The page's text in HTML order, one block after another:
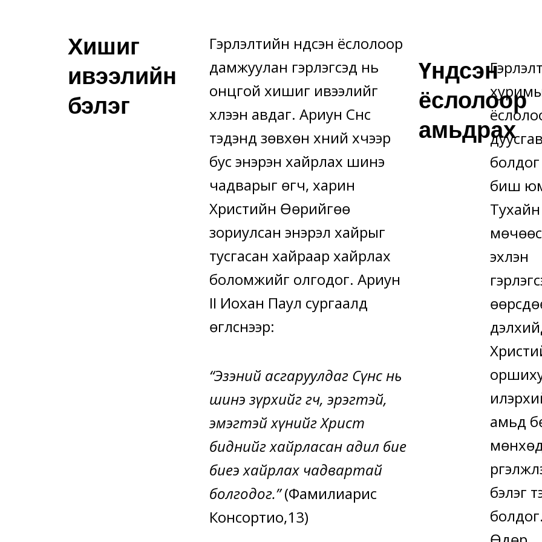
Хишиг
ивээлийн
бэлэг
Гэрлэлтийн үндсэн ёслолоор
дамжуулан гэрлэгсэд нь
онцгой хишиг ивээлийг
хүлээн авдаг. Ариун Сүнс
тэдэнд зөвхөн хүний хүчээр
бус энэрэн хайрлах шинэ
чадварыг өгч, харин
Христийн Өөрийгөө
зориулсан энэрэл хайрыг
тусгасан хайраар хайрлах
боломжийг олгодог. Ариун
II Иохан Паул сургаалд
өгүүлснээр:
“Эзэний асгаруулдаг Сүнс нь
шинэ зүрхийг өгч, эрэгтэй,
эмэгтэй хүнийг Христ
биднийг хайрласан адил бие
биеэ хайрлах чадвартай
болгодог.”(Фамилиарис
Консортио,13)
Үндсэн
ёслолоор
амьдрах
болдог
биш
мөчөөс
эхлэн
амьд
бэлэг
болдог.